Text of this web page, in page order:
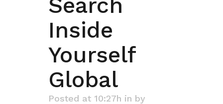
Inside
Yourself
Global
Posted at 10:27h in by